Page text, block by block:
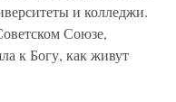
и колледжи.
Союзе,
к Богу, как живут